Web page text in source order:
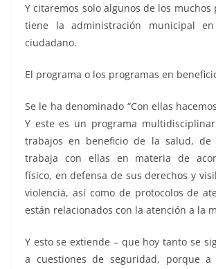
Y citaremos solo algunos de los muchos
tiene la administración municipal
ciudadano.
El programa o los programas en
Se le ha denominado “Con ellas
Y este es un programa
trabajos en beneficio de la salud, de
trabaja con ellas en materia de
físico, en defensa de sus derechos y
violencia, así como de protocolos de
están relacionados con la atención a la
Y esto se extiende – que hoy tanto se
a cuestiones de seguridad, porque